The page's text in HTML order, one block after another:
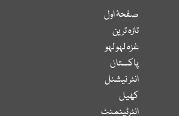
صفحۂ اول
تازہ ترین
غزہ لہو لہو
پاکستان
انٹر نیشنل
کھیل
انٹرٹینمنٹ